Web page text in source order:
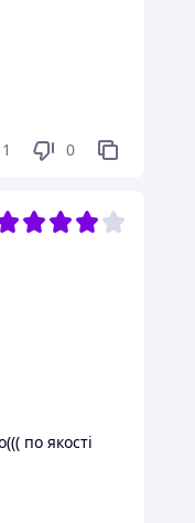
1 0
по якості